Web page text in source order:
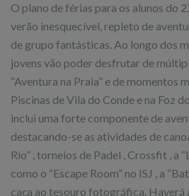
O plano de férias para os alunos do
verão inesquecível, repleto de
de grupo fantásticas. Ao longo dos
jovens vão poder desfrutar de
“Aventura na Praia” e de momentos
Piscinas de Vila do Conde e na Foz
inclui uma forte componente de
destacando-se as atividades de
Rio” , torneios de Padel , Crossfit , a
como o “Escape Room” no ISJ , a
caça ao tesouro fotográfica. Haverá